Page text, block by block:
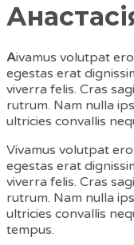
Aivamus volutpat
egestas erat
viverra felis. Cras
rutrum. Nam nulla
ultricies convallis
Vivamus volutpat
egestas erat
viverra felis. Cras
rutrum. Nam nulla
ultricies convallis
tempus.